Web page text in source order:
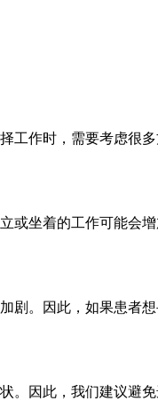
作时，需要考虑很
或坐着的工作可能会
。因此，如果患者
因此，我们建议避